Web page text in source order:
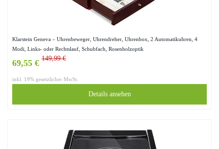
Klarstein Geneva – Uhrenbeweger, Uhrendreher, Uhrenbox, 2 Automatikuhren, 4
Modi, Links- oder Rechtslauf, Schubfach, Rosenholzoptik
69,55 € 149,99 €
inkl. 19% gesetzlicher MwSt.
Details ansehen